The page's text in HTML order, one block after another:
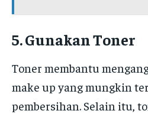
5. Gunakan Toner
Toner membantu
make up yang mungkin
pembersihan. Selain itu,